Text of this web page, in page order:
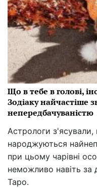
Що в тебе в голові,
Зодіаку найчастіше
непередбачуваністю
Астрологи з'ясували,
народжуються
при цьому чарівні
неможливо навіть за
Таро.